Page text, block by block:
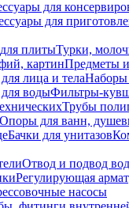
для
для
плитыТурки,
картинПредметы
лица и телаНаборы
водыФильтры-
Трубы
Опоры для ванн,
Бачки для унитазов
Отвод и подвод
Регулирующая
насосы